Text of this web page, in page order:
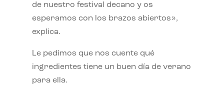
de nuestro festival decano y os
esperamos con los brazos abiertos»,
explica.
Le pedimos que nos cuente qué
ingredientes tiene un buen día de verano
para ella.